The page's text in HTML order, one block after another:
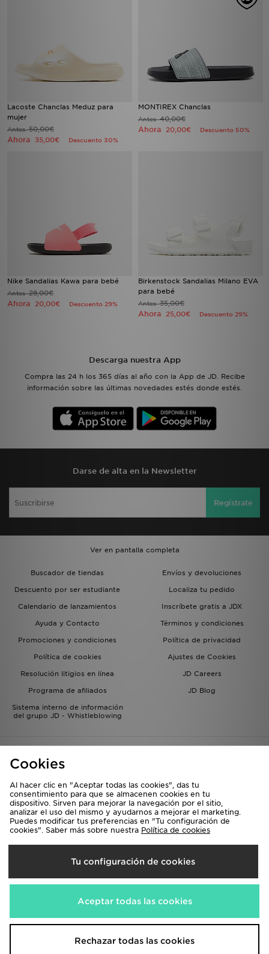
Lacoste Chanclas Meduz para
mujer
Antes50,00€
Ahora 35,00€ Descuento 30%
MONTIREX Chanclas
Antes40,00€
Ahora 20,00€ Descuento 50%
Nike Sandalias Kawa para bebé
Antes28,00€
Ahora 20,00€ Descuento 29%
Birkenstock Sandalias Milano EVA
para bebé
Antes35,00€
Ahora 25,00€ Descuento 29%
Descarga nuestra App
Compra las 24 h los 365 días al año con la App de JD. Recibe
información sobre las últimas novedades estés donde estés.
Darse de alta en la Newsletter
Regístrate
Ver en pantalla completa
Buscador de tiendas
Envíos y devoluciones
Descuento por ser estudiante
Localiza tu pedido
Calendario de lanzamientos
Inscríbete gratis a JDX
Ayuda y Contacto
Términos y condiciones
Promociones y condiciones
Política de privacidad
Política de cookies
Ajustes de Cookies
Resolución litigios en línea
JD Careers
Programa de afiliados
JD Blog
Sistema interno de información
del grupo JD - Whistleblowing
Selecciona País
España
Cookies
Al hacer clic en "Aceptar todas las cookies", das tu
consentimiento para que se almacenen cookies en tu
dispositivo. Sirven para mejorar la navegación por el sitio,
analizar el uso del mismo y ayudarnos a mejorar el marketing.
Puedes modificar tus preferencias en "Tu configuración de
cookies". Saber más sobre nuestra Política de cookies
Tu configuración de cookies
Aceptar todas las cookies
Rechazar todas las cookies